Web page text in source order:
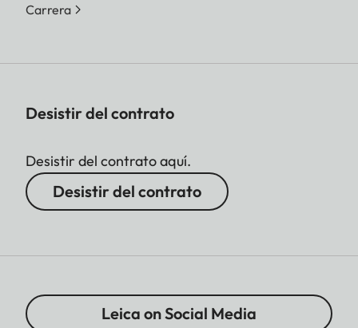
Carrera
Desistir del contrato
Desistir del contrato aquí.
Desistir del contrato
Leica on Social Media